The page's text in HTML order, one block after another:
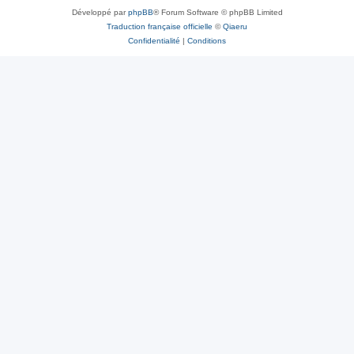
Développé parphpBB® Forum Software © phpBB Limited
Traduction française officielle ©Qiaeru
Confidentialité | Conditions